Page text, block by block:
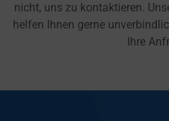
nicht, uns zu kontaktieren.
helfen Ihnen gerne
Ihre